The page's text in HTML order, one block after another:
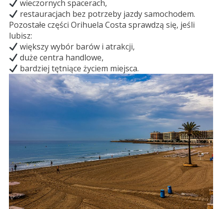
wieczornych spacerach,
restauracjach bez potrzeby jazdy samochodem.
Pozostałe części Orihuela Costa sprawdzą się, jeśli
lubisz:
większy wybór barów i atrakcji,
duże centra handlowe,
bardziej tętniące życiem miejsca.